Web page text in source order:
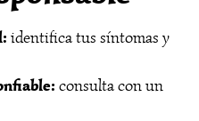
identifica tus síntomas y
consulta con un